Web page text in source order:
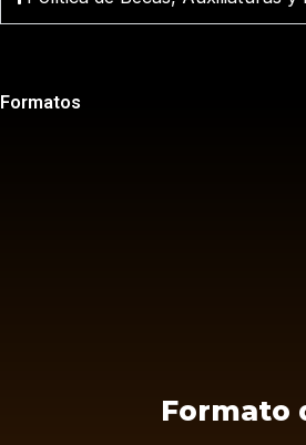
Formatos
Formato